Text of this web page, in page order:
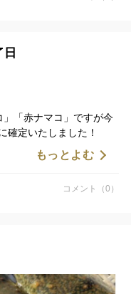
の方も、
く 👀ˊ˗
楽しみに🙏🏻
しみください。
「赤ナマコ」ですが今
確定いたしました！
数日…！
ます！という方にもお
文をお待ちしておりま
もっとよむ
コメント（0）